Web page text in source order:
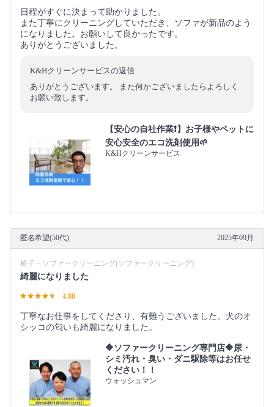
日程がすぐに決まって助かりました。
また丁寧にクリーニングしていただき、ソファが新品のよう
になりました。お願いして良かったです。
ありがとうございました。
K&Hクリーンサービスの返信
ありがとうございます。 また何かございましたらよろしく
お願い致します。
【安心の自社作業❗️】お子様やペットに
安心安全のエコ洗剤使用🌱
K&Hクリーンサービス
匿名希望(50代) 2025年09月
椅子・ソファークリーニング(ソファークリーニング)
綺麗になりました
4.80
丁寧なお仕事をしてくださり、有難うございました。犬のオ
シッコの匂いも綺麗になりました。
🔶ソファークリーニング専門店🔶尿・
シミ汚れ・臭い・ダニ駆除等はお任せ
ください！！
ウォッシュマン